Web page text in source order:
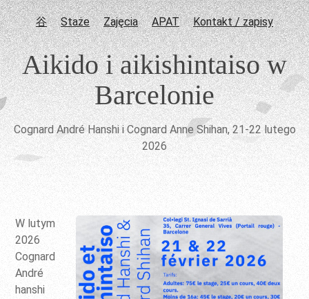
⾕ Staże Zajęcia APAT Kontakt / zapisy
Aikido i aikishintaiso w
Barcelonie
Cognard André Hanshi i Cognard Anne Shihan, 21-22 lutego
2026
W lutym
2026
Cognard
André
hanshi